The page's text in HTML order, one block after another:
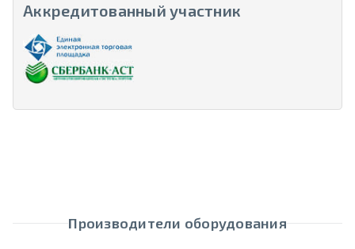
Аккредитованный участник
Производители оборудования